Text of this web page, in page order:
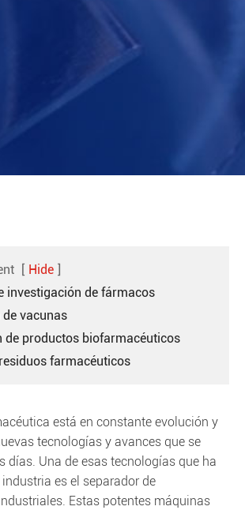
[ Hide ]
investigación de fármacos
vacunas
de productos biofarmacéuticos
farmacéuticos
está en constante evolución y
tecnologías y avances que se
días. Una de esas tecnologías que ha
es el separador de
Estas potentes máquinas